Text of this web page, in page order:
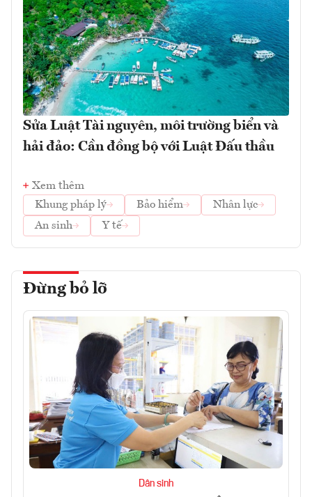
Sửa Luật Tài nguyên, môi trường biển và
hải đảo: Cần đồng bộ với Luật Đấu thầu
Xem thêm
Khung pháp lý
Bảo hiểm
Nhân lực
An sinh
Y tế
Đừng bỏ lỡ
Dân sinh